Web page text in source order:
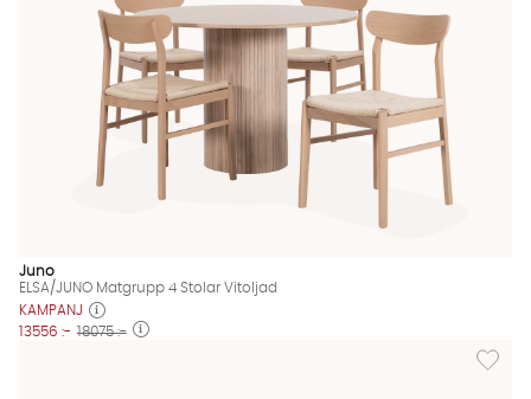
Juno
ELSA/JUNO Matgrupp 4 Stolar Vitoljad
KAMPANJ
13556 :- 18075 :-
Lägg